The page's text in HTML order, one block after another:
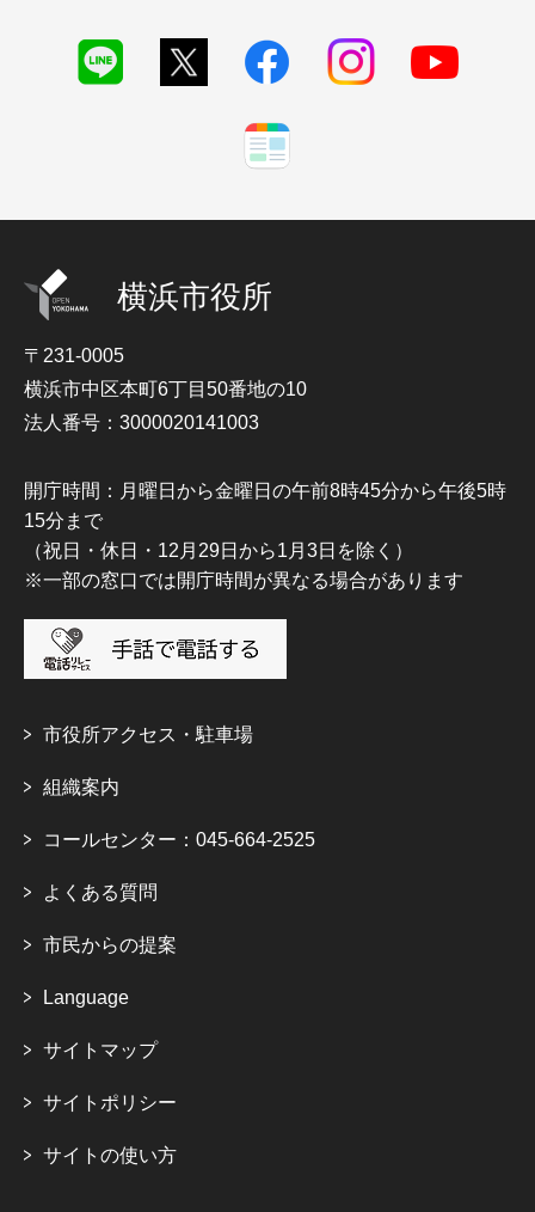
横浜市役所
〒231-0005
横浜市中区本町6丁目50番地の10
法人番号：3000020141003
開庁時間：月曜日から金曜日の午前8時45分から午後5時
15分まで
（祝日・休日・12月29日から1月3日を除く）
※一部の窓口では開庁時間が異なる場合があります
市役所アクセス・駐車場
組織案内
コールセンター：045-664-2525
よくある質問
市民からの提案
Language
サイトマップ
サイトポリシー
サイトの使い方